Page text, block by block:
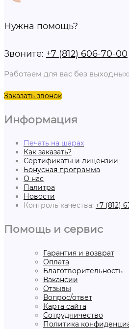
Нужна помощь?
Звоните: +7 (812) 606-70-00
Работаем для вас без
Заказать звонок
Информация
Печать на шарах
Как заказать?
Сертификаты и лицензии
Бонусная программа
О нас
Палитра
Новости
Контроль качества: +7 (812)
Помощь и сервис
Гарантия и возврат
Оплата
Благотворительность
Вакансии
Отзывы
Вопрос/ответ
Карта сайта
Сотрудничество
Политика